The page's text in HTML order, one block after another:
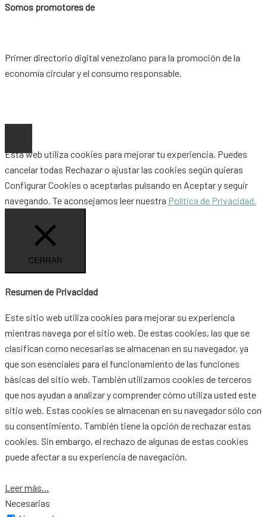
Somos promotores de
Primer directorio digital venezolano para la promoción de la
economía circular y el consumo responsable.
Esta web utiliza cookies para mejorar tu experiencia. Puedes
cancelar todas Rechazaro ajustar las cookies según quieras
Configurar Cookies o aceptarlas pulsando en Aceptary seguir
navegando. Te aconsejamos leer nuestra Política de Privacidad.
CERRAR
Resumen de Privacidad
Este sitio web utiliza cookies para mejorar su experiencia
mientras navega por el sitio web. De estas cookies, las que se
clasifican como necesarias se almacenan en su navegador, ya
que son esenciales para el funcionamiento de las funciones
básicas del sitio web. También utilizamos cookies de terceros
que nos ayudan a analizar y comprender cómo utiliza usted este
sitio web. Estas cookies se almacenan en su navegador sólo con
su consentimiento. También tiene la opción de rechazar estas
cookies. Sin embargo, el rechazo de algunas de estas cookies
puede afectar a su experiencia de navegación.
Leer más...
Necesarias